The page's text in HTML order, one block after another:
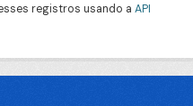
registros usando a API